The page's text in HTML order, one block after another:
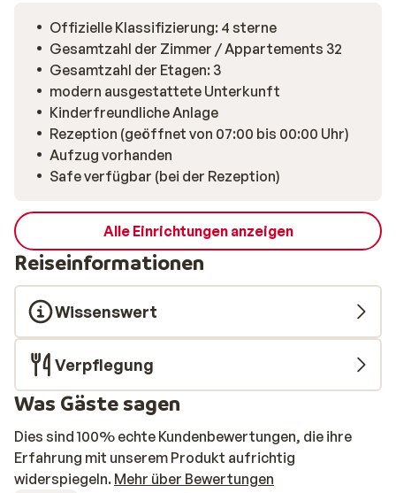
Offizielle Klassifizierung: 4 sterne
Gesamtzahl der Zimmer / Appartements 32
Gesamtzahl der Etagen: 3
modern ausgestattete Unterkunft
Kinderfreundliche Anlage
Rezeption (geöffnet von 07:00 bis 00:00 Uhr)
Aufzug vorhanden
Safe verfügbar (bei der Rezeption)
Alle Einrichtungen anzeigen
Reiseinformationen
Wissenswert
Verpflegung
Was Gäste sagen
Dies sind 100% echte Kundenbewertungen, die ihre
Erfahrung mit unserem Produkt aufrichtig
widerspiegeln. Mehr über Bewertungen